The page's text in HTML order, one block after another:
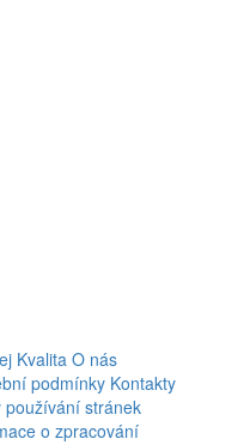
Kvalita O nás
podmínky Kontakty
používání stránek
o zpracování